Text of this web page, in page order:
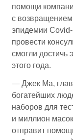
помощи
с возвращением
эпидемии
провести
смогли достичь
этого года.
— Джек Ма,
богатейших
наборов для
и миллион
отправит